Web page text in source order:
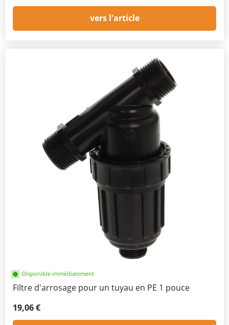
vers l'article
Disponible immédiatement
Filtre d'arrosage pour un tuyau en PE 1 pouce
19,06 €